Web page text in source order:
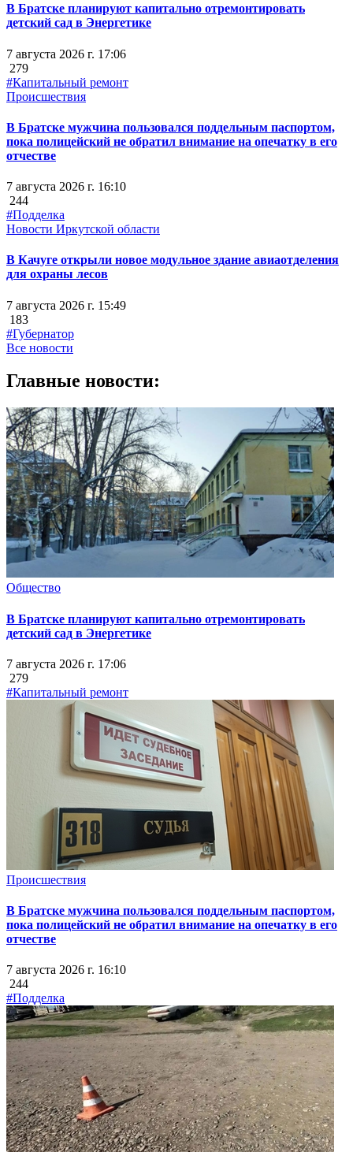
В Братске планируют капитально отремонтировать
детский сад в Энергетике
7 августа 2026 г. 17:06
279
#Капитальный ремонт
Происшествия
В Братске мужчина пользовался поддельным паспортом,
пока полицейский не обратил внимание на опечатку в его
отчестве
7 августа 2026 г. 16:10
244
#Подделка
Новости Иркутской области
В Качуге открыли новое модульное здание авиаотделения
для охраны лесов
7 августа 2026 г. 15:49
183
#Губернатор
Все новости
Главные новости:
Общество
В Братске планируют капитально отремонтировать
детский сад в Энергетике
7 августа 2026 г. 17:06
279
#Капитальный ремонт
Происшествия
В Братске мужчина пользовался поддельным паспортом,
пока полицейский не обратил внимание на опечатку в его
отчестве
7 августа 2026 г. 16:10
244
#Подделка